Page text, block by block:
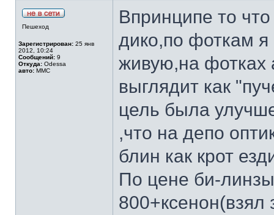
Пешеход
Зарегистрирован: 25 янв
2012, 10:24
Сообщений: 9
Откуда: Odessa
авто: MMC
Впринципе то
дико,по фоткам я
живую,на фотках
выглядит как
цель была
,что на депо
блин как крот
По цене би-